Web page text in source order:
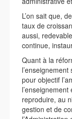
L’on sait que,
taux de
aussi,
continue,
Quant à la
pour objectif
reproduire, au
gestion et de